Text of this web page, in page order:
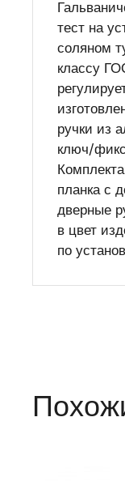
тест на
соляном
классу
ручки из
ключ/
планка с
дверные
в цвет
по